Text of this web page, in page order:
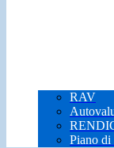
RAV
Piano